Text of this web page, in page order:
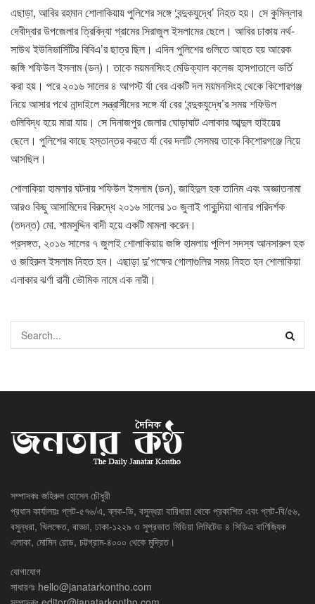
এছাড়া, আবির রহমান শোলাকিয়ায় পুলিশের সঙ্গে ‘বন্দুকযুদ্ধে’ নিহত হয়। সে কুমিল্লার
দেবীদ্বার উপজেলার ত্রিবিদ্যা গ্রামের সিরাজুল ইসলামের ছেলে। আবির ঢাকায় নর্থ-
সাউথ ইউনিভার্সিটির বিবিএ’র ছাত্র ছিল। এদিন পুলিশের গুলিতে আহত হয় আরেক
জঙ্গি শফিউল ইসলাম (ডন)। তাকে ময়মনসিংহ মেডিক্যাল কলেজ হাসপাতালে ভর্তি
করা হয়। পরে ২০১৬ সালের ৪ আগস্ট র্যা বের একটি দল ময়মনসিংহ থেকে কিশোরগঞ্জ
নিয়ে আসার পথে নান্দাইলে সন্ত্রাসীদের সঙ্গে র্যা বের ‘বন্দুকযুদ্ধে’র সময় শফিউল
গুলিবিদ্ধ হয়ে মারা যায়। সে দিনাজপুর জেলার ঘোড়াঘাট এলাকার আব্দুল হাইয়ের
ছেলে। পুলিশের কাছে হস্তান্তর করতে র্যা বের দলটি সেসময় তাকে কিশোরগঞ্জে নিয়ে
আসছিল।
শোলাকিয়া হামলার ঘটনায় শফিউল ইসলাম (ডন), জাহিদুল হক তানিম এবং অজ্ঞাতনামা
আরও কিছু আসামিদের বিরুদ্ধে ২০১৬ সালের ১০ জুলাই পাকুন্দিয়া থানার পরিদর্শক
(তদন্ত) মো. শামসুদ্দিন বাদী হয়ে একটি মামলা করেন।
প্রসঙ্গত, ২০১৬ সালের ৭ জুলাই শোলাকিয়ায় জঙ্গি হামলায় পুলিশ সদস্য আনসারুল হক
ও জহিরুল ইসলাম নিহত হন। এছাড়া দু’পক্ষের গোলাগুলির সময় নিহত হন শোলাকিয়া
এলাকার ঝর্ণা রানী ভৌমিক নামে এক নারী।
সম্পাদকঃ জহিরুল হোসেন চৌধুরী
প্রধান কার্যালয়ঃ প্লট-৫৭৬/এ, ব্লক-ডি, বসুন্ধরা বারিধারা থেকে প্রকাশিত এবং প্লট-বি/৫৬,
বসুন্ধরা, খিলক্ষেত, বাড্ডা, ঢাকা-১২২৯ ও সুপ্রভাত মিডিয়া লিমিটেড ৪ সিডিএ বাণিজ্যিক
এলাকা, মোমিন রোড, চট্টগ্রাম-৪০০০ থেকে মুদ্রিত।
যোগাযোগ
সাধারণঃ hello@janatarkontho.com